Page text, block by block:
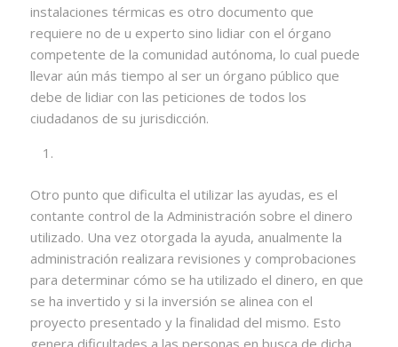
instalaciones térmicas es otro documento que
requiere no de u experto sino lidiar con el órgano
competente de la comunidad autónoma, lo cual puede
llevar aún más tiempo al ser un órgano público que
debe de lidiar con las peticiones de todos los
ciudadanos de su jurisdicción.
Otro punto que dificulta el utilizar las ayudas, es el
contante control de la Administración sobre el dinero
utilizado. Una vez otorgada la ayuda, anualmente la
administración realizara revisiones y comprobaciones
para determinar cómo se ha utilizado el dinero, en que
se ha invertido y si la inversión se alinea con el
proyecto presentado y la finalidad del mismo. Esto